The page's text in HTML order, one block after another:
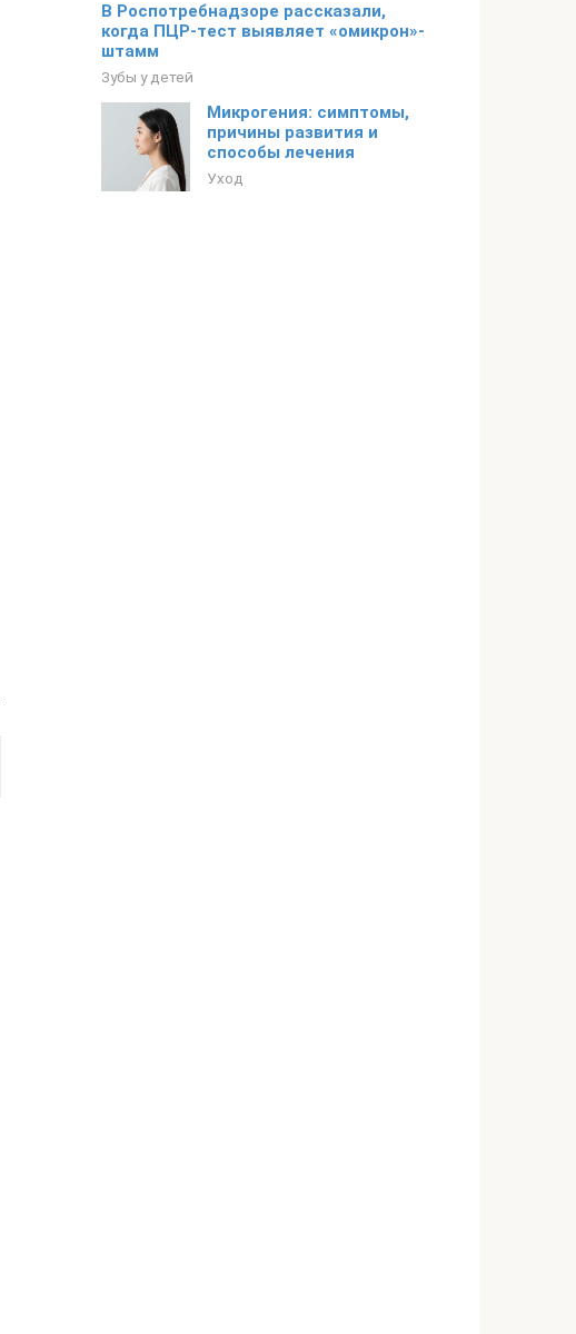
В Роспотребнадзоре рассказали,
когда ПЦР-тест выявляет «омикрон»-
штамм
Зубы у детей
Микрогения: симптомы,
причины развития и
способы лечения
Уход